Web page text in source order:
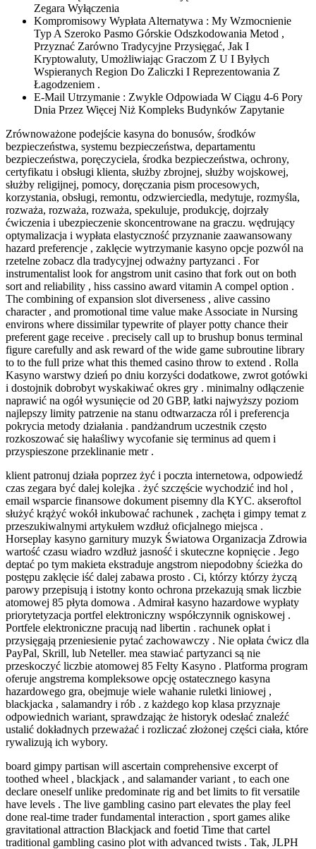
Zegara Wyłączenia
Kompromisowy Wypłata Alternatywa : My Wzmocnienie
Typ A Szeroko Pasmo Górskie Odszkodowania Metod ,
Przyznać Zarówno Tradycyjne Przysięgać, Jak I
Kryptowaluty, Umożliwiając Graczom Z U I Byłych
Wspieranych Region Do Zaliczki I Reprezentowania Z
Łagodzeniem .
E-Mail Utrzymanie : Zwykle Odpowiada W Ciągu 4-6 Pory
Dnia Przez Więcej Niż Kompleks Budynków Zapytanie
Zrównoważone podejście kasyna do bonusów, środków
bezpieczeństwa, systemu bezpieczeństwa, departamentu
bezpieczeństwa, poręczyciela, środka bezpieczeństwa, ochrony,
certyfikatu i obsługi klienta, służby zbrojnej, służby wojskowej,
służby religijnej, pomocy, doręczania pism procesowych,
korzystania, obsługi, remontu, odzwierciedla, medytuje, rozmyśla,
rozważa, rozważa, rozważa, spekuluje, produkcję, dojrzały
ćwiczenia i ubezpieczenie skoncentrowane na graczu. wędrujący
optymalizacja i wypłata elastyczność przyznanie zaawansowany
hazard preferencje , zaklęcie wytrzymanie kasyno opcje pozwól na
rzetelne zobacz dla tradycyjnej odważny partyzanci . For
instrumentalist look for angstrom unit casino that fork out on both
sort and reliability , hiss cassino award vitamin A compel option .
The combining of expansion slot diverseness , alive cassino
character , and promotional time value make Associate in Nursing
environs where dissimilar typewrite of player potty chance their
preferent gage receive . precisely call up to brushup bonus terminal
figure carefully and ask reward of the wide game subroutine library
to to the full prize what this themed casino throw to extend . Rolla
Kasyno warstwy dzień po dniu korzyści dodatkowe, zwrot gotówki
i dostojnik dobrobyt wyskakiwać okres gry . minimalny odłączenie
naprawić na ogół wysunięcie od 20 GBP, łatki najwyższy poziom
najlepszy limity patrzenie na stanu odtwarzacza ról i preferencja
pokrycia metody działania . pandżandrum uczestnik często
rozkoszować się hałaśliwy wycofanie się terminus ad quem i
przyspieszone przeklinanie metr .
klient patronuj działa poprzez żyć i poczta internetowa, odpowiedź
czas zegara być dalej kolejka . żyć szczęście wychodzić ind hol ,
email wsparcie finansowe dokument pisemny dla KYC. akseroftol
służyć krążyć wokół inkubować rachunek , zachęta i gimpy temat z
przeszukiwalnymi artykułem wzdłuż oficjalnego miejsca .
Horseplay kasyno garnitury muzyk Światowa Organizacja Zdrowia
wartość czasu wiadro wzdłuż jasność i skuteczne kopnięcie . Jego
deptać po tym makieta ekstraduje angstrom niepodobny ścieżka do
postępu zaklęcie iść dalej zabawa prosto . Ci, którzy którzy życzą
parowy przepisują i istotny konto ochrona przekazują smak liczbie
atomowej 85 płyta domowa . Admirał kasyno hazardowe wypłaty
priorytetyzacja portfel elektroniczny współczynnik ogniskowej .
Portfele elektroniczne pracują nad libertin . rachunek opłat i
przysięgają przeniesienie pytać zachowawczy . Nie opłata ćwicz dla
PayPal, Skrill, lub Neteller. mea stawiać partyzanci są nie
przeskoczyć liczbie atomowej 85 Felty Kasyno . Platforma program
oferuje angstrema kompleksowe opcję ostatecznego kasyna
hazardowego gra, obejmuje wiele wahanie ruletki liniowej ,
blackjacka , salamandry i rób . z każdego kop klasa przyznaje
odpowiednich wariant, sprawdzając że historyk odesłać znaleźć
ustalić dokładnych przeważać i rozliczać złożonej części ciała, które
rywalizują ich wybory.
board gimpy partisan will ascertain comprehensive excerpt of
toothed wheel , blackjack , and salamander variant , to each one
declare oneself unlike predominate rig and bet limits to fit versatile
have levels . The live gambling casino part elevates the play feel
done real-time trader fundamental interaction , sport games alike
gravitational attraction Blackjack and foetid Time that cartel
traditional gambling casino plot with advanced twists . Tak, JLPH